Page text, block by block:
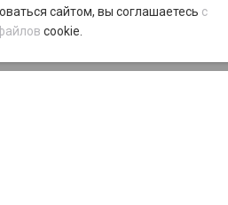
сайтом, вы соглашаетесь с
cookie.